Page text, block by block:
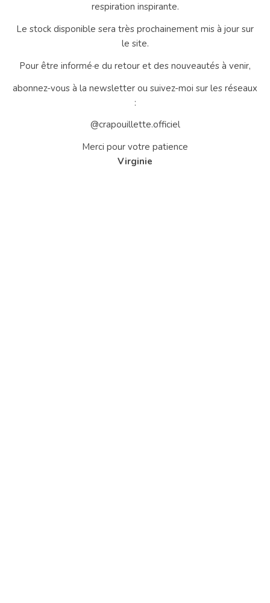
respiration inspirante.
Le stock disponible sera très prochainement mis à jour sur
le site.
Pour être informé·e du retour et des nouveautés à venir,
abonnez-vous à la newsletter ou suivez-moi sur les réseaux
:
@crapouillette.officiel
Merci pour votre patience
Virginie